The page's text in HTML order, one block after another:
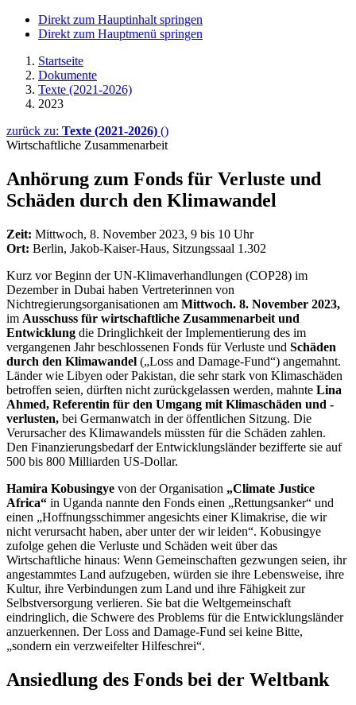
Direkt zum Hauptinhalt springen
Direkt zum Hauptmenü springen
Startseite
Dokumente
Texte (2021-2026)
2023
zurück zu: Texte (2021-2026) ()
Wirtschaftliche Zusammenarbeit
Anhörung zum Fonds für Verluste und
Schäden durch den Klimawandel
Zeit: Mittwoch, 8. November 2023, 9 bis 10 Uhr
Ort: Berlin, Jakob-Kaiser-Haus, Sitzungssaal 1.302
Kurz vor Beginn der UN-Klimaverhandlungen (COP28) im
Dezember in Dubai haben Vertreterinnen von
Nichtregierungsorganisationen am Mittwoch. 8. November 2023,
im Ausschuss für wirtschaftliche Zusammenarbeit und
Entwicklung die Dringlichkeit der Implementierung des im
vergangenen Jahr beschlossenen Fonds für Verluste und Schäden
durch den Klimawandel („Loss and Damage-Fund“) angemahnt.
Länder wie Libyen oder Pakistan, die sehr stark von Klimaschäden
betroffen seien, dürften nicht zurückgelassen werden, mahnte Lina
Ahmed, Referentin für den Umgang mit Klimaschäden und -
verlusten, bei Germanwatch in der öffentlichen Sitzung. Die
Verursacher des Klimawandels müssten für die Schäden zahlen.
Den Finanzierungsbedarf der Entwicklungsländer bezifferte sie auf
500 bis 800 Milliarden US-Dollar.
Hamira Kobusingye von der Organisation „Climate Justice
Africa“ in Uganda nannte den Fonds einen „Rettungsanker“ und
einen „Hoffnungsschimmer angesichts einer Klimakrise, die wir
nicht verursacht haben, aber unter der wir leiden“. Kobusingye
zufolge gehen die Verluste und Schäden weit über das
Wirtschaftliche hinaus: Wenn Gemeinschaften gezwungen seien, ihr
angestammtes Land aufzugeben, würden sie ihre Lebensweise, ihre
Kultur, ihre Verbindungen zum Land und ihre Fähigkeit zur
Selbstversorgung verlieren. Sie bat die Weltgemeinschaft
eindringlich, die Schwere des Problems für die Entwicklungsländer
anzuerkennen. Der Loss and Damage-Fund sei keine Bitte,
„sondern ein verzweifelter Hilfeschrei“.
Ansiedlung des Fonds bei der Weltbank